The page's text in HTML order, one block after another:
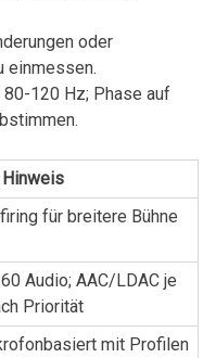
oder
einmessen.
120⁢ Hz; ⁤Phase auf
Hinweis
für breitere Bühne
⁢Audio; AAC/LDAC‌ je
Priorität
​mit Profilen